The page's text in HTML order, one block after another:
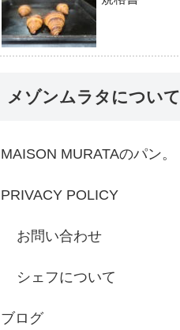
メゾンムラタについて
MAISON MURATAのパン。
PRIVACY POLICY
お問い合わせ
シェフについて
ブログ